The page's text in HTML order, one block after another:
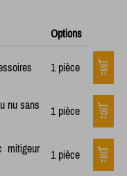
Options
1 pièce
nu sans
1 pièce
mitigeur
1 pièce